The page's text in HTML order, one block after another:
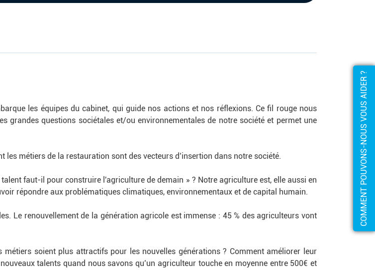
les équipes du cabinet, qui guide nos actions et nos réflexions. Ce fil rouge nous
grandes questions sociétales et/ou environnementales de notre société et permet une
les métiers de la restauration sont des vecteurs d’insertion dans notre société.
faut-il pour construire l'agriculture de demain » ? Notre agriculture est, elle aussi en
répondre aux problématiques climatiques, environnementaux et de capital humain.
Le renouvellement de la génération agricole est immense : 45 % des agriculteurs vont
soient plus attractifs pour les nouvelles générations ? Comment améliorer leur
talents quand nous savons qu’un agriculteur touche en moyenne entre 500€ et
COMMENT POUVONS-NOUS VOUS AIDER ?